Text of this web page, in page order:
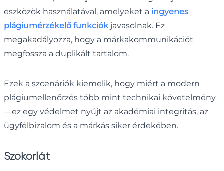
eszközök használatával, amelyeket a ingyenes
plágiumérzékelő funkciók javasolnak. Ez
megakadályozza, hogy a márkakommunikációt
megfossza a duplikált tartalom.
Ezek a szcenáriók kiemelik, hogy miért a modern
plágiumellenőrzés több mint technikai követelmény
—ez egy védelmet nyújt az akadémiai integritás, az
ügyfélbizalom és a márkás siker érdekében.
Szókorlát